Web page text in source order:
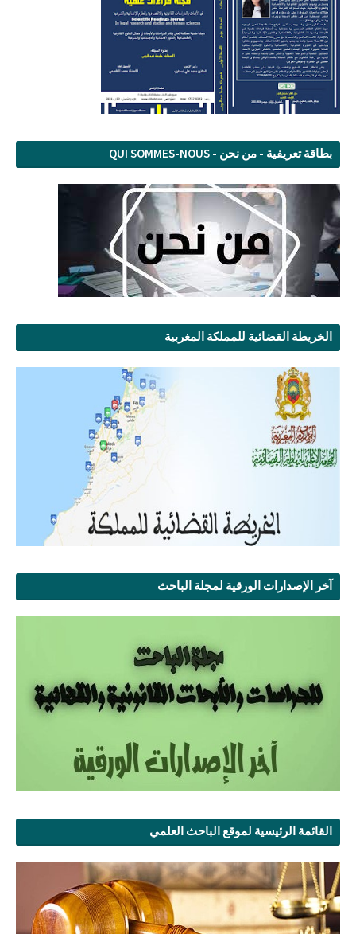
بطاقة تعريفية - من نحن - QUI SOMMES-NOUS
الخريطة القضائية للمملكة المغربية
آخر الإصدارات الورقية لمجلة الباحث
القائمة الرئيسية لموقع الباحث العلمي